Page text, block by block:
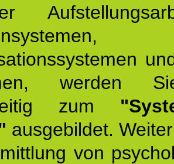
werden
zum
ausgebildet.
von